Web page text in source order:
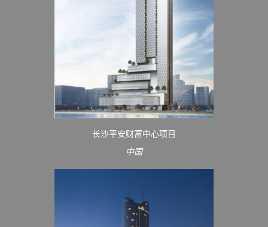
长沙平安财富中心项目
中国